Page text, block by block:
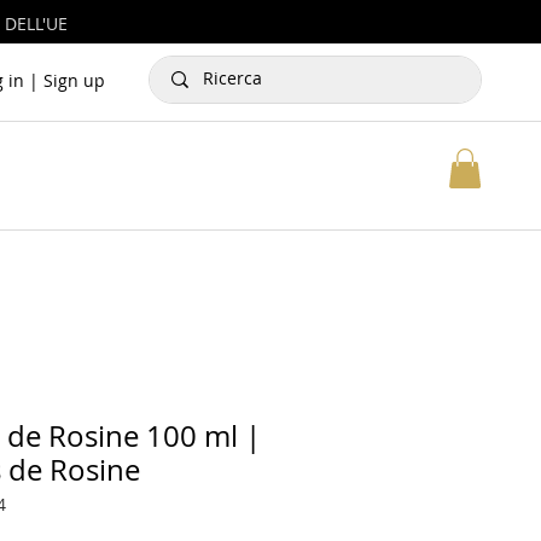
in | Sign up
Rosine 100 ml |
de Rosine